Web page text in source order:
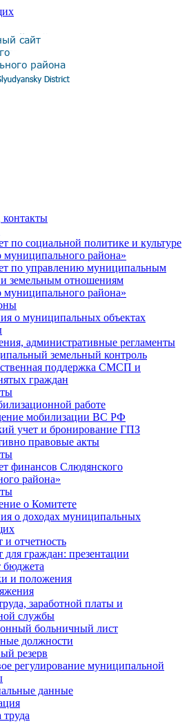
контакты
по социальной политике и культуре
муниципального района»
по управлению муниципальным
земельным отношениям
муниципального района»
о муниципальных объектах
административные регламенты
земельный контроль
поддержка СМСП и
граждан
работе
мобилизации ВС РФ
учет и бронирование ГПЗ
правовые акты
финансов Слюдянского
района»
о Комитете
о доходах муниципальных
отчетность
граждан: презентации
бюджета
и положения
заработной платы и
службы
больничный лист
должности
резерв
регулирование муниципальной
данные